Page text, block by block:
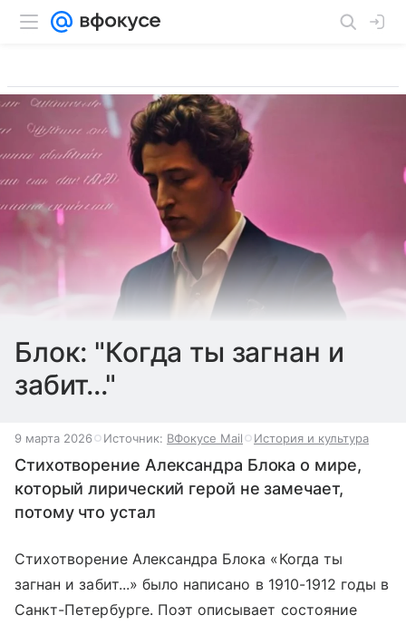
Блок: "Когда ты загнан и
забит..."
9 марта 2026 Источник: ВФокусе Mail История и культура
Стихотворение Александра Блока о мире,
который лирический герой не замечает,
потому что устал
Стихотворение Александра Блока «Когда ты
загнан и забит...» было написано в 1910-1912 годы в
Санкт-Петербурге. Поэт описывает состояние